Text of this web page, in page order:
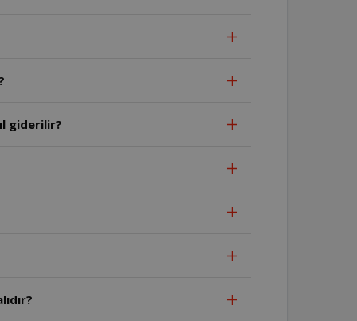
giderilir?